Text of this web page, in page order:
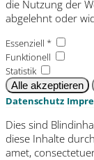
die Nutzung der
abgelehnt oder
Essenziell *
Funktionell
Statistik
Datenschutz
Dies sind
diese Inhalte
amet,